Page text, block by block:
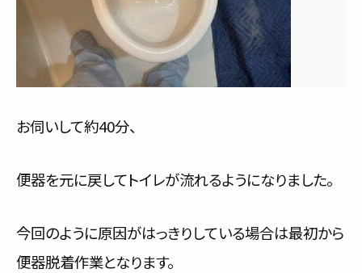
お伺いして約40分、
便器を元に戻してトイレが流れるようになりました。
今回のように原因がはっきりしている場合は最初から
便器脱着作業となります。